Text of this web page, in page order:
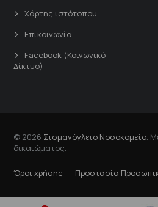
Χάρτης ιστότοπου
Επικοινωνία
Facebook (Κοινωνικό
Δίκτυο)
© 2026 Σισμανόγλειο Νοσοκομείο .
δικαιώματος.
Όροι χρήσης Προστασία